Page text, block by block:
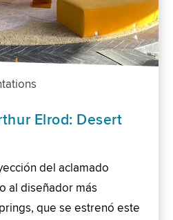
Elrod: Desert
del aclamado
al diseñador más
que se estrenó este